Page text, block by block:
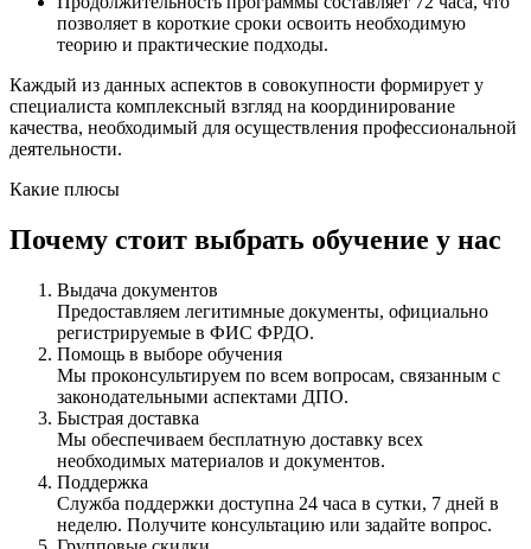
позволяет в короткие сроки освоить необходимую
теорию и практические подходы.
Каждый из данных аспектов в совокупности формирует у
специалиста комплексный взгляд на координирование
качества, необходимый для осуществления профессиональной
деятельности.
Какие плюсы
Почему стоит выбрать обучение у нас
Выдача документов
Предоставляем легитимные документы, официально
регистрируемые в ФИС ФРДО.
Помощь в выборе обучения
Мы проконсультируем по всем вопросам, связанным с
законодательными аспектами ДПО.
Быстрая доставка
Мы обеспечиваем бесплатную доставку всех
необходимых материалов и документов.
Поддержка
Служба поддержки доступна 24 часа в сутки, 7 дней в
неделю. Получите консультацию или задайте вопрос.